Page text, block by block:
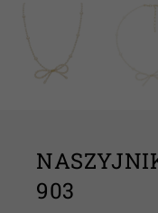
903